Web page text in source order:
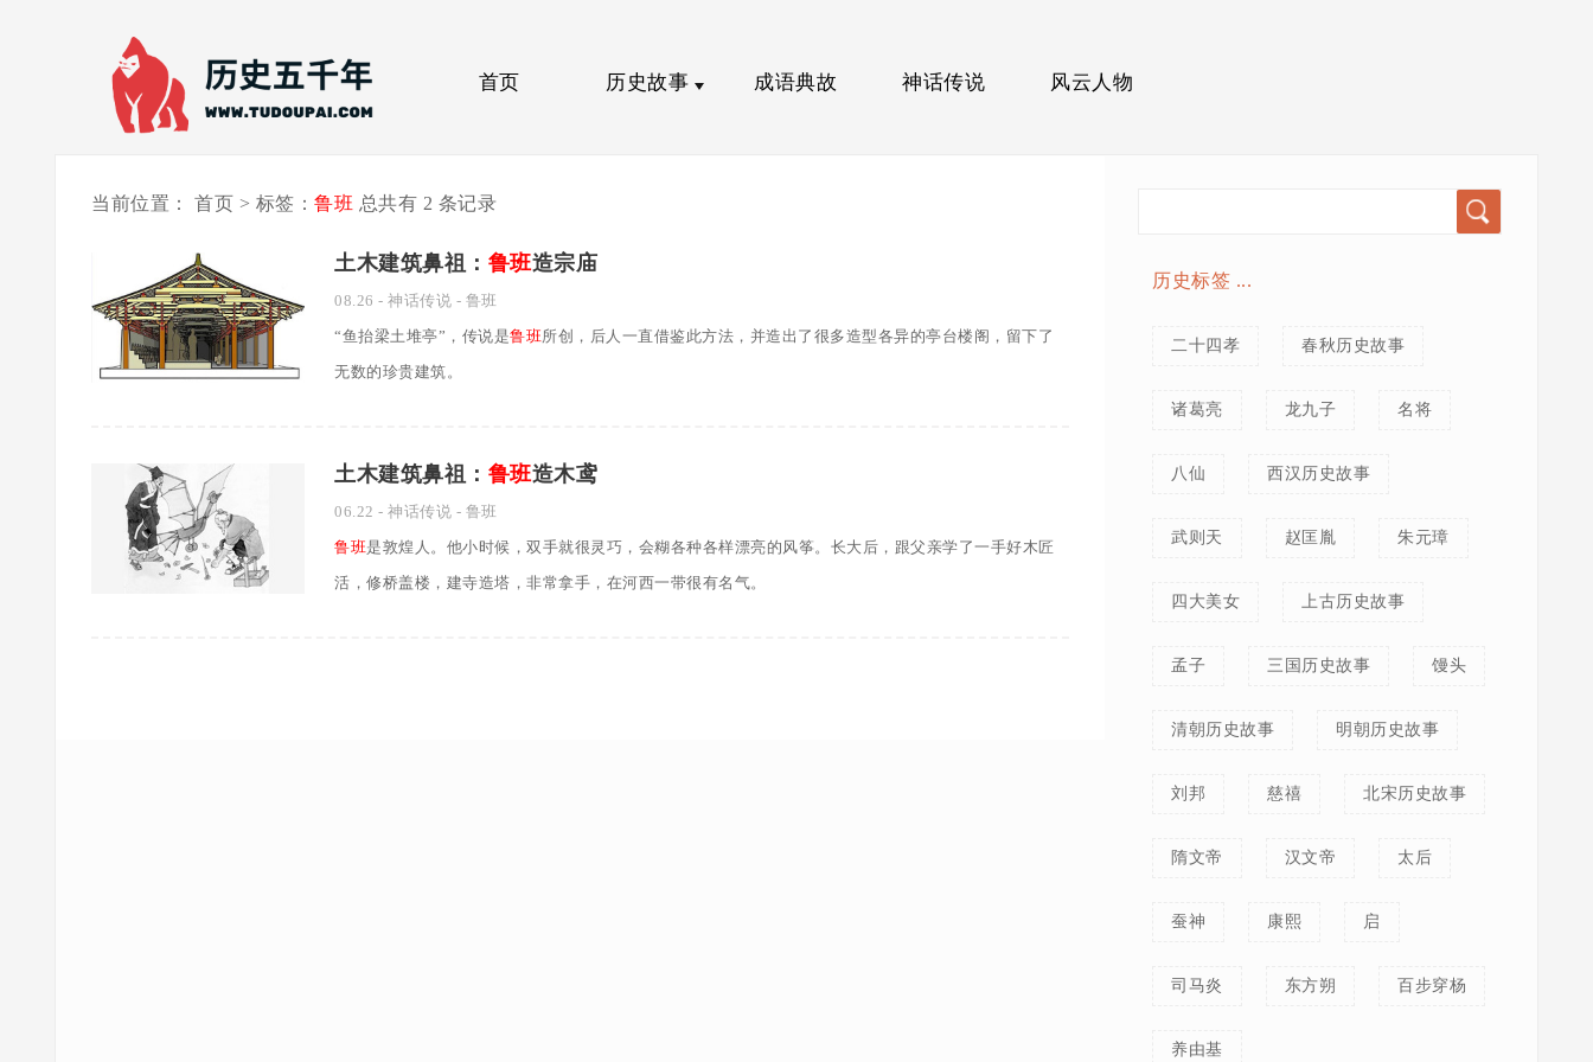
首页 历史故事 成语典故 神话传说 风云人物
当前位置： 首页 > 标签： 鲁班 总共有 2 条记录
土木建筑鼻祖： 鲁班造宗庙
08.26 - 神话传说 - 鲁班
“鱼抬梁土堆亭”，传说是鲁班所创，后人一直借鉴此方法，并造出了很多造型各异的亭台楼阁，留下了
无数的珍贵建筑。
土木建筑鼻祖： 鲁班造木鸢
06.22 - 神话传说 - 鲁班
鲁班是敦煌人。他小时候，双手就很灵巧，会糊各种各样漂亮的风筝。长大后，跟父亲学了一手好木匠
活，修桥盖楼，建寺造塔，非常拿手，在河西一带很有名气。
历史标签 ...
二十四孝 春秋历史故事
诸葛亮 龙九子 名将
八仙 西汉历史故事
武则天 赵匡胤 朱元璋
四大美女 上古历史故事
孟子 三国历史故事 馒头
清朝历史故事 明朝历史故事
刘邦 慈禧 北宋历史故事
隋文帝 汉文帝 太后
蚕神 康熙 启
司马炎 东方朔 百步穿杨
养由基